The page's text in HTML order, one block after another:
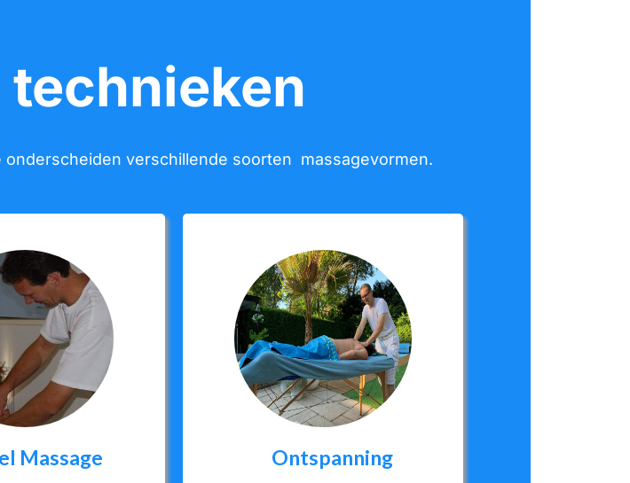
technieken
verschillende soorten massagevormen.
Massage Ontspanning